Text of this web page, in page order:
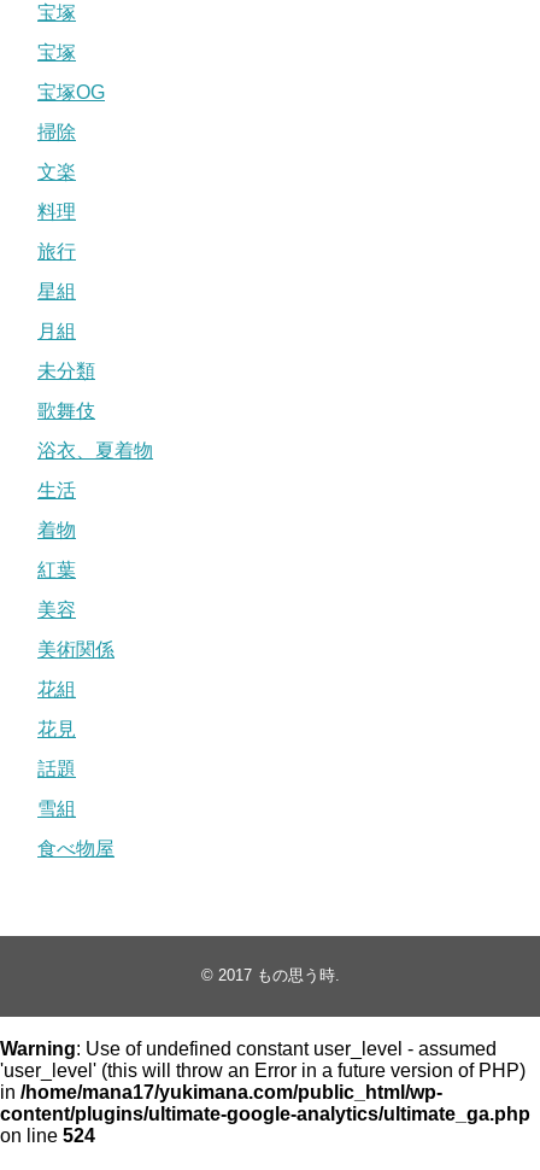
宝塚
宝塚
宝塚OG
掃除
文楽
料理
旅行
星組
月組
未分類
歌舞伎
浴衣、夏着物
生活
着物
紅葉
美容
美術関係
花組
花見
話題
雪組
食べ物屋
© 2017 もの思う時.
Warning: Use of undefined constant user_level - assumed
'user_level' (this will throw an Error in a future version of PHP)
in /home/mana17/yukimana.com/public_html/wp-
content/plugins/ultimate-google-analytics/ultimate_ga.php
on line 524